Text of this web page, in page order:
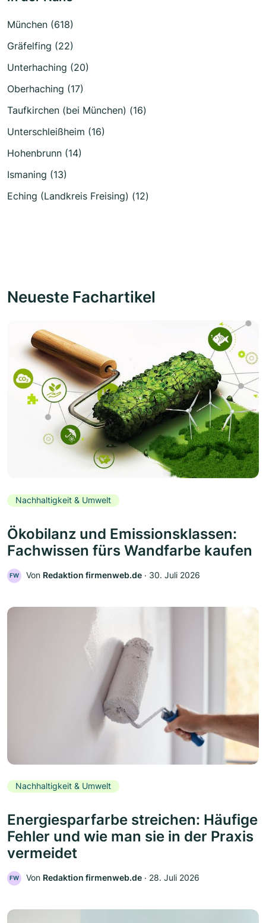
München (618)
Gräfelfing (22)
Unterhaching (20)
Oberhaching (17)
Taufkirchen (bei München) (16)
Unterschleißheim (16)
Hohenbrunn (14)
Ismaning (13)
Eching (Landkreis Freising) (12)
Neueste Fachartikel
Nachhaltigkeit & Umwelt
Ökobilanz und Emissionsklassen:
Fachwissen fürs Wandfarbe kaufen
FW Von Redaktion firmenweb.de ‧ 30. Juli 2026
Nachhaltigkeit & Umwelt
Energiesparfarbe streichen: Häufige
Fehler und wie man sie in der Praxis
vermeidet
FW Von Redaktion firmenweb.de ‧ 28. Juli 2026